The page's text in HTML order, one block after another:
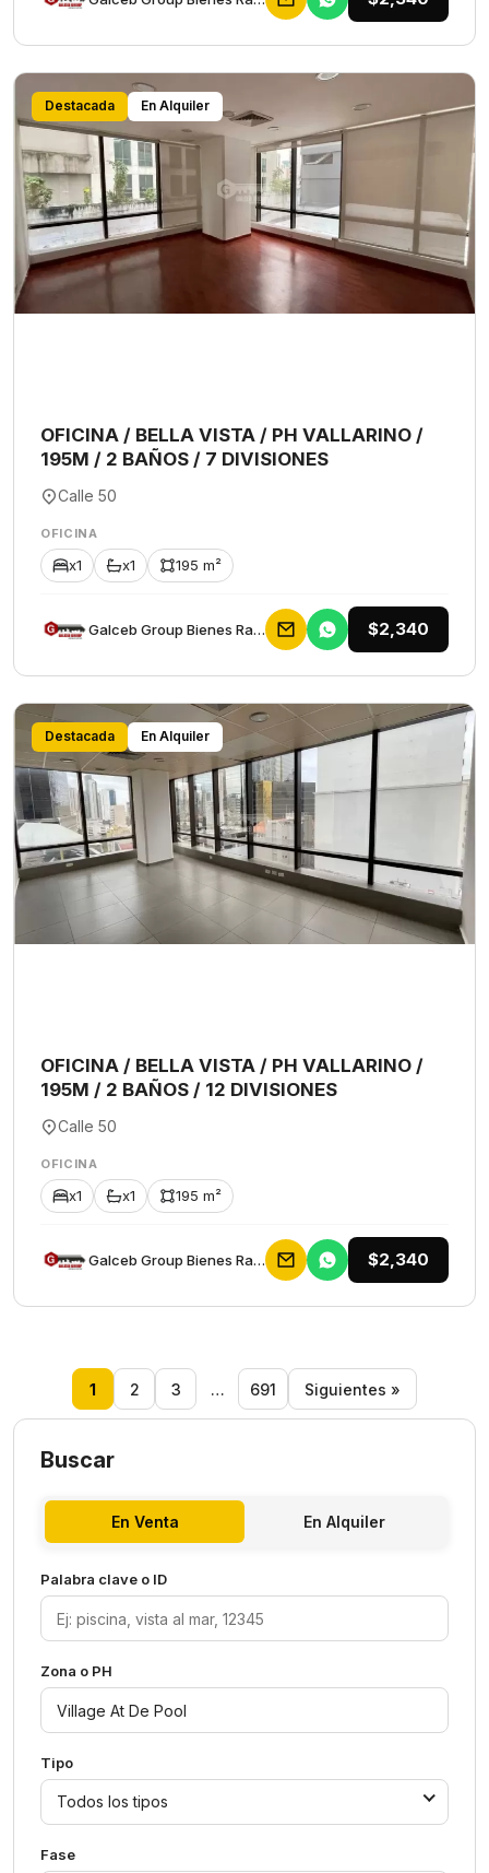
Destacada En Alquiler
OFICINA / BELLA VISTA / PH VALLARINO /
195M / 2 BAÑOS / 7 DIVISIONES
Calle 50
OFICINA
x1 x1 195 m²
Galceb Group Bienes Raices $2,340
Destacada En Alquiler
OFICINA / BELLA VISTA / PH VALLARINO /
195M / 2 BAÑOS / 12 DIVISIONES
Calle 50
OFICINA
x1 x1 195 m²
Galceb Group Bienes Raices $2,340
1 2 3 … 691 Siguientes »
Buscar
En Venta En Alquiler
Palabra clave o ID
Zona o PH
Tipo
Todos los tipos
Fase